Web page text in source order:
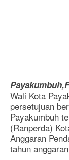
Wali Kota
persetujuan
Payakumbuh
(Ranperda)
Anggaran
tahun